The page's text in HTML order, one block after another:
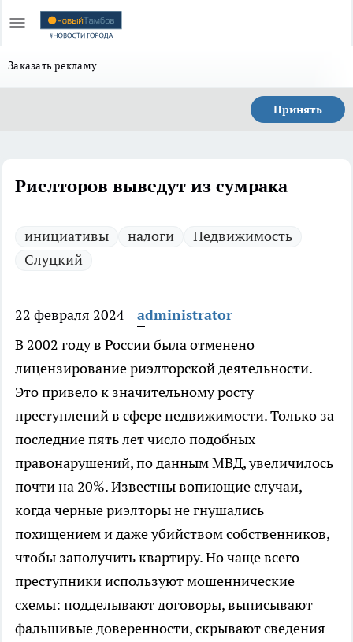
Заказать рекламу
Принять
Риелторов выведут из сумрака
инициативы налоги
Недвижимость
Слуцкий
22 февраля 2024
administrator
В 2002 году в России была отменено
лицензирование риэлторской деятельности.
Это привело к значительному росту
преступлений в сфере недвижимости. Только за
последние пять лет число подобных
правонарушений, по данным МВД, увеличилось
почти на 20%. Известны вопиющие случаи,
когда черные риэлторы не гнушались
похищением и даже убийством собственников,
чтобы заполучить квартиру. Но чаще всего
преступники используют мошеннические
схемы: подделывают договоры, выписывают
фальшивые доверенности, скрывают сведения